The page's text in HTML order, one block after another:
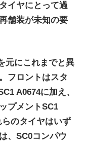
イヤにとって過
舗装が未知の要
元にこれまでと異
フロントはスタ
A0674に加え、
プメントSC1
のタイヤはいず
、SC0コンパウ